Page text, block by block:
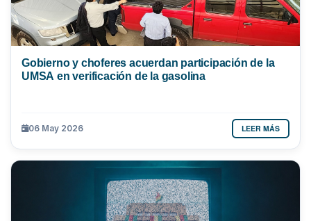
Gobierno y choferes acuerdan participación de la
UMSA en verificación de la gasolina
06 May 2026 LEER MÁS